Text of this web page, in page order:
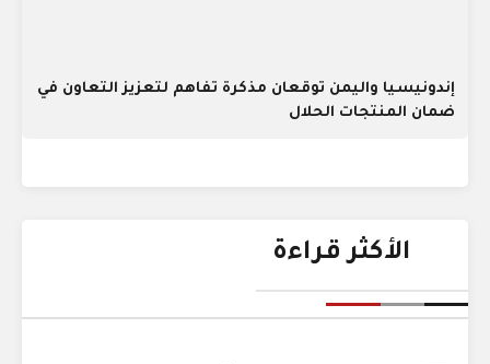
إندونيسيا واليمن توقعان مذكرة تفاهم لتعزيز التعاون في
ضمان المنتجات الحلال
الأكثر قراءة